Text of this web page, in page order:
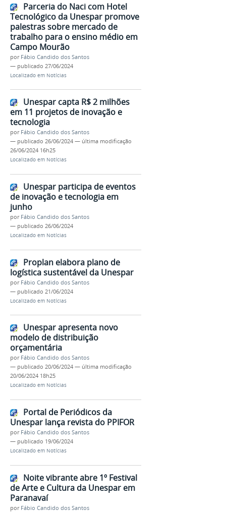
Parceria do Naci com Hotel
Tecnológico da Unespar promove
palestras sobre mercado de
trabalho para o ensino médio em
Campo Mourão
por Fábio Candido dos Santos
— publicado 27/06/2024
Localizado em Notícias
Unespar capta R$ 2 milhões
em 11 projetos de inovação e
tecnologia
por Fábio Candido dos Santos
— publicado 26/06/2024 — última modificação
26/06/2024 16h25
Localizado em Notícias
Unespar participa de eventos
de inovação e tecnologia em
junho
por Fábio Candido dos Santos
— publicado 26/06/2024
Localizado em Notícias
Proplan elabora plano de
logística sustentável da Unespar
por Fábio Candido dos Santos
— publicado 21/06/2024
Localizado em Notícias
Unespar apresenta novo
modelo de distribuição
orçamentária
por Fábio Candido dos Santos
— publicado 20/06/2024 — última modificação
20/06/2024 18h25
Localizado em Notícias
Portal de Periódicos da
Unespar lança revista do PPIFOR
por Fábio Candido dos Santos
— publicado 19/06/2024
Localizado em Notícias
Noite vibrante abre 1º Festival
de Arte e Cultura da Unespar em
Paranavaí
por Fábio Candido dos Santos